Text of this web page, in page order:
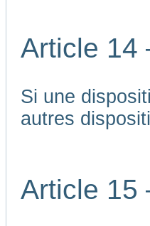
Article 14
Si une
autres
Article 15